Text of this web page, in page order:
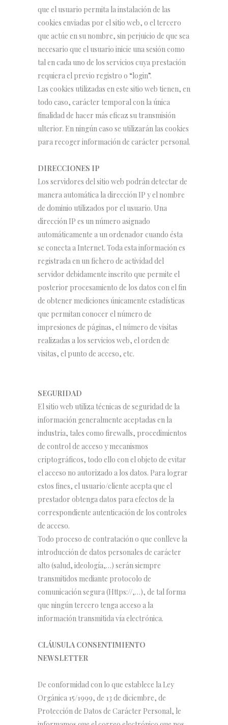
que el usuario permita la instalación de las
cookies enviadas por el sitio web, o el tercero
que actúe en su nombre, sin perjuicio de que sea
necesario que el usuario inicie una sesión como
tal en cada uno de los servicios cuya prestación
requiera el previo registro o “login”.
Las cookies utilizadas en este sitio web tienen, en
todo caso, carácter temporal con la única
finalidad de hacer más eficaz su transmisión
ulterior. En ningún caso se utilizarán las cookies
para recoger información de carácter personal.
DIRECCIONES IP
Los servidores del sitio web podrán detectar de
manera automática la dirección IP y el nombre
de dominio utilizados por el usuario. Una
dirección IP es un número asignado
automáticamente a un ordenador cuando ésta
se conecta a Internet. Toda esta información es
registrada en un fichero de actividad del
servidor debidamente inscrito que permite el
posterior procesamiento de los datos con el fin
de obtener mediciones únicamente estadísticas
que permitan conocer el número de
impresiones de páginas, el número de visitas
realizadas a los servicios web, el orden de
visitas, el punto de acceso, etc.
SEGURIDAD
El sitio web utiliza técnicas de seguridad de la
información generalmente aceptadas en la
industria, tales como firewalls, procedimientos
de control de acceso y mecanismos
criptográficos, todo ello con el objeto de evitar
el acceso no autorizado a los datos. Para lograr
estos fines, el usuario/cliente acepta que el
prestador obtenga datos para efectos de la
correspondiente autenticación de los controles
de acceso.
Todo proceso de contratación o que conlleve la
introducción de datos personales de carácter
alto (salud, ideología,…) serán siempre
transmitidos mediante protocolo de
comunicación segura (Https://,…), de tal forma
que ningún tercero tenga acceso a la
información transmitida vía electrónica.
CLÁUSULA CONSENTIMIENTO
NEWSLETTER
De conformidad con lo que establece la Ley
Orgánica 15/1999, de 13 de diciembre, de
Protección de Datos de Carácter Personal, le